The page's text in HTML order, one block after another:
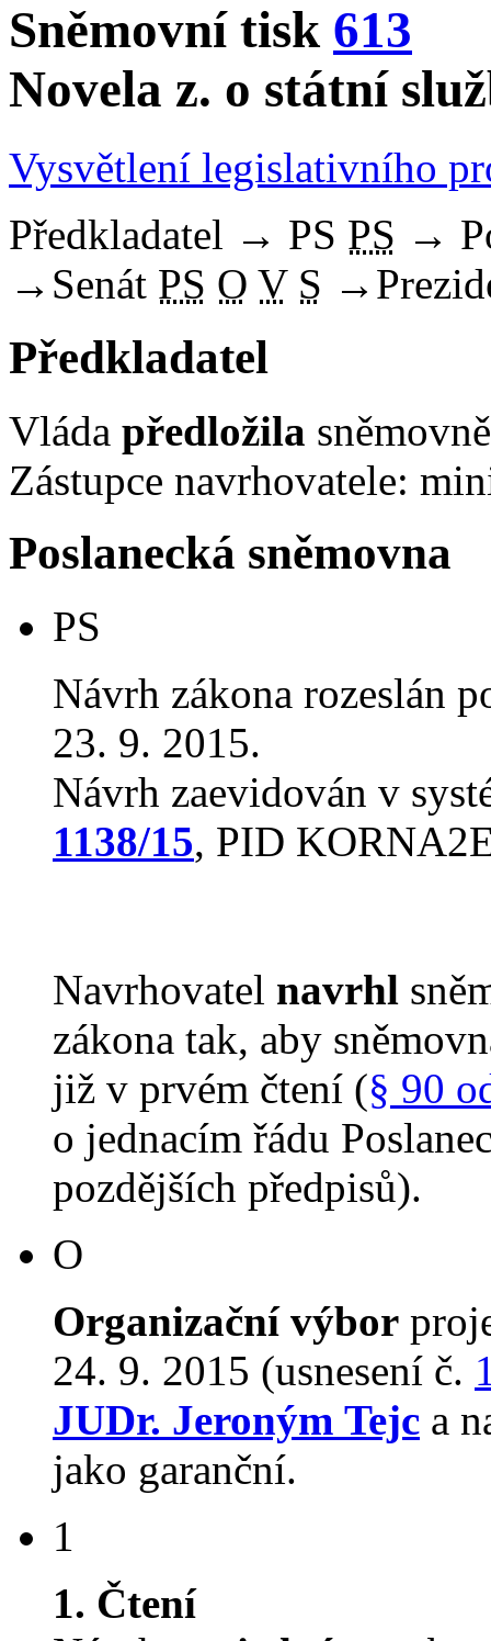
Sněmovní tisk 613
Novela z. o státní
Vysvětlení legislativního
Předkladatel → PS PS →
→ Senát PS O V S →
Předkladatel
Vláda předložila
Zástupce navrhovatele:
Poslanecká sněmovna
PS
Návrh zákona rozeslán
23. 9. 2015.
Návrh zaevidován v
1138/15, PID
Navrhovatel navrhl
zákona tak, aby
již v prvém čtení (§ 90
o jednacím řádu
pozdějších předpisů).
O
Organizační výbor
24. 9. 2015 (usnesení č.
JUDr. Jeroným Tejc a
jako garanční.
1
1. Čtení